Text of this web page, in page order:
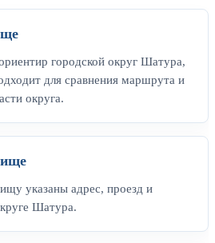
городской округ Шатура,
для сравнения маршрута и
округа.
указаны адрес, проезд и
Шатура.